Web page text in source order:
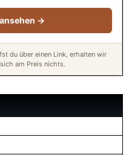
→
du über einen Link, erhalten wir
am Preis nichts.